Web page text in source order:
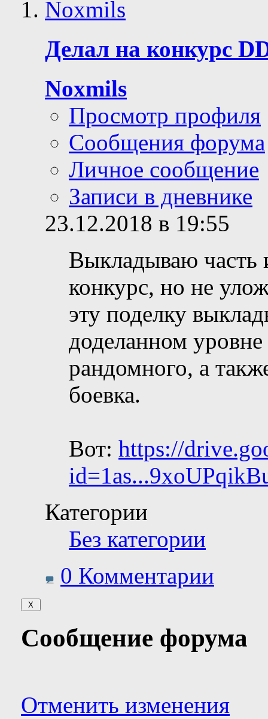
Делал на конкурс
Noxmils
Просмотр профиля
Сообщения форума
Личное сообщение
Записи в дневнике
23.12.2018 в 19:55
Выкладываю часть
конкурс, но не
эту поделку
доделанном
рандомного, а
боевка.
Вот: https://
Категории
Без категории
0 Комментарии
Сообщение форума
Отменить изменения